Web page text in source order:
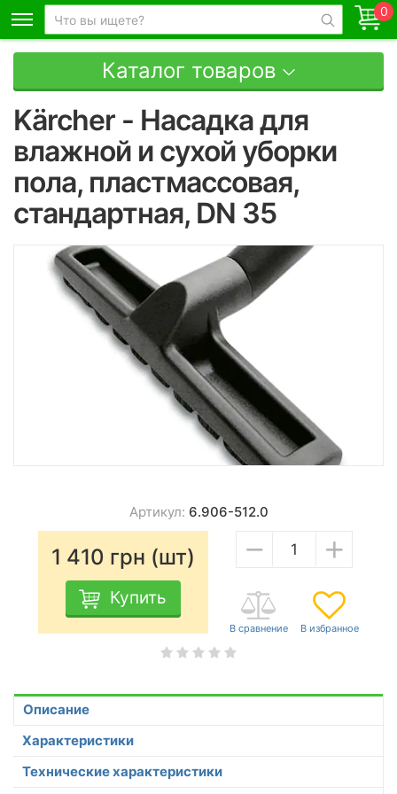
0
Каталог товаров
Kärcher - Насадка для
влажной и сухой уборки
пола, пластмассовая,
стандартная, DN 35
Артикул: 6.906-512.0
1 410 грн (шт)
Купить
− +
Описание
Характеристики
Технические характеристики